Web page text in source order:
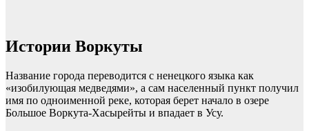
Истории Воркуты
Название города переводится с ненецкого языка как
«изобилующая медведями», а сам населенный пункт получил
имя по одноименной реке, которая берет начало в озере
Большое Воркута-Хасырейты и впадает в Усу.